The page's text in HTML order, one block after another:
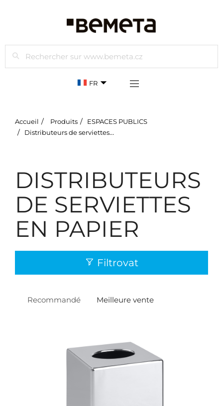
Rechercher
FR
Accueil Produits
ESPACES PUBLICS
Distributeurs de serviettes en papier
DISTRIBUTEURS
DE SERVIETTES
EN PAPIER
Filtrovat
Recommandé Meilleure vente